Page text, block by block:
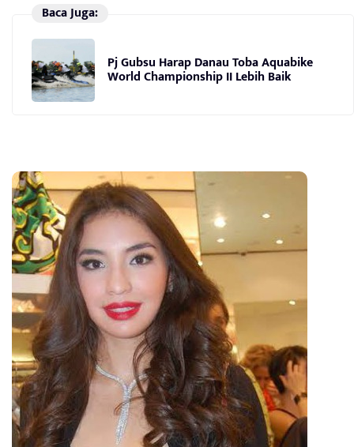
Baca Juga:
Pj Gubsu Harap Danau Toba Aquabike
World Championship II Lebih Baik